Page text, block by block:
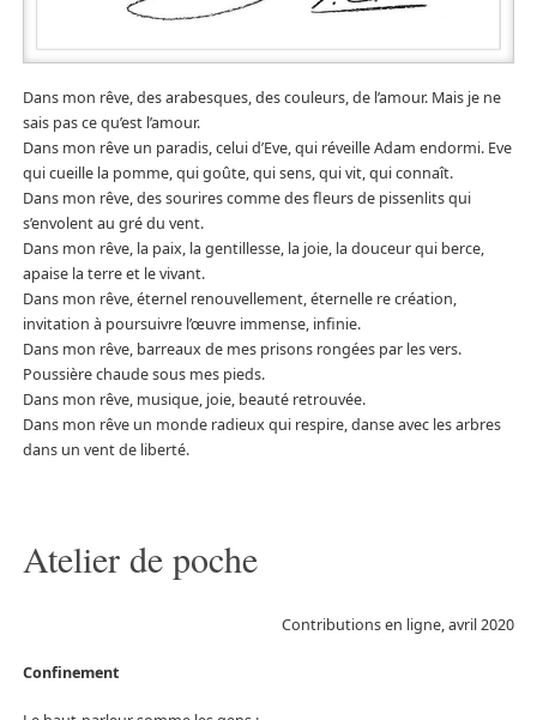
Dans mon rêve, des arabesques, des couleurs, de l’amour. Mais je ne
sais pas ce qu’est l’amour.
Dans mon rêve un paradis, celui d’Eve, qui réveille Adam endormi. Eve
qui cueille la pomme, qui goûte, qui sens, qui vit, qui connaît.
Dans mon rêve, des sourires comme des fleurs de pissenlits qui
s’envolent au gré du vent.
Dans mon rêve, la paix, la gentillesse, la joie, la douceur qui berce,
apaise la terre et le vivant.
Dans mon rêve, éternel renouvellement, éternelle re création,
invitation à poursuivre l’œuvre immense, infinie.
Dans mon rêve, barreaux de mes prisons rongées par les vers.
Poussière chaude sous mes pieds.
Dans mon rêve, musique, joie, beauté retrouvée.
Dans mon rêve un monde radieux qui respire, danse avec les arbres
dans un vent de liberté.
Atelier de poche
Contributions en ligne, avril 2020
Confinement